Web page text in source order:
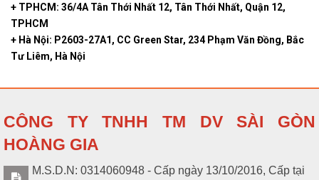
+ TPHCM: 36/4A Tân Thới Nhất 12, Tân Thới Nhất, Quận 12,
TPHCM
+ Hà Nội: P2603-27A1, CC Green Star, 234 Phạm Văn Đồng, Bắc
Tư Liêm, Hà Nội
CÔNG TY TNHH TM DV SÀI GÒN
HOÀNG GIA
M.S.D.N: 0314060948 - Cấp ngày 13/10/2016, Cấp tại